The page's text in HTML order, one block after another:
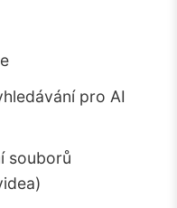
pro AI
souborů